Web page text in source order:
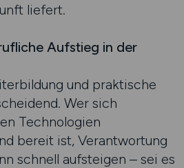
liefert.
Aufstieg in der
und praktische
Wer sich
Technologien
bereit ist, Verantwortung
schnell aufsteigen – sei es